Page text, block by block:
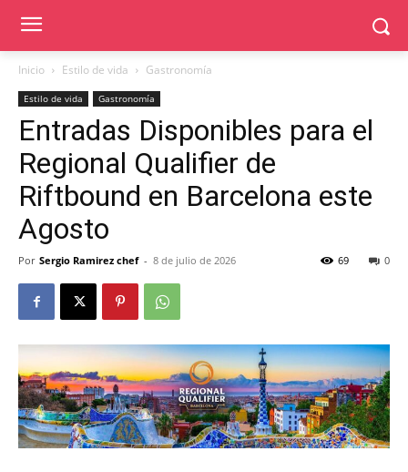
Inicio Estilo de vida Gastronomía
Estilo de vida Gastronomía
Entradas Disponibles para el
Regional Qualifier de
Riftbound en Barcelona este
Agosto
Por Sergio Ramirez chef - 8 de julio de 2026 0
69